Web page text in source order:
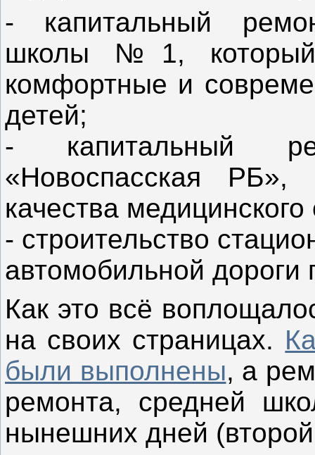
- капитальный
школы №1, который
комфортные и
детей;
- капитальный
«Новоспасская РБ»,
качества
- строительство
автомобильной
Как это всё
на своих страницах.
были выполнены, а
ремонта, средней
нынешних дней